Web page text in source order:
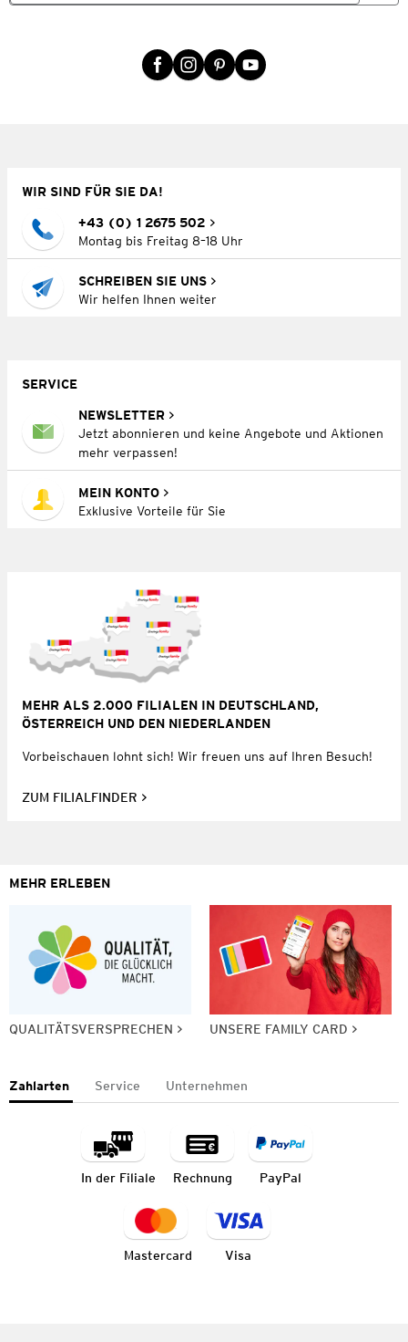
WIR SIND FÜR SIE DA!
+43 (0) 1 2675 502
Montag bis Freitag 8–18 Uhr
SCHREIBEN SIE UNS
Wir helfen Ihnen weiter
SERVICE
NEWSLETTER
Jetzt abonnieren und keine Angebote und Aktionen
mehr verpassen!
MEIN KONTO
Exklusive Vorteile für Sie
MEHR ALS 2.000 FILIALEN IN DEUTSCHLAND,
ÖSTERREICH UND DEN NIEDERLANDEN
Vorbeischauen lohnt sich! Wir freuen uns auf Ihren Besuch!
ZUM FILIALFINDER
MEHR ERLEBEN
QUALITÄTSVERSPRECHEN UNSERE FAMILY CARD
Zahlarten Service Unternehmen
In der Filiale Rechnung PayPal
Mastercard Visa